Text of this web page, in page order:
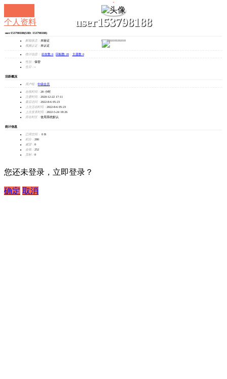
user153798188
发消息
个人资料
user153798188(UID: 153798188)
邮箱状态： 未验证
视频认证： 未认证
统计信息： 好友数 0 回帖数 28 主题数 0
性别： 保密
生日： -
活跃概况
用户组： 中级会员
在线时间： 28 小时
注册时间： 2020-12-22 17:11
最后访问： 2022-8-6 05:23
上次活动时间： 2022-8-6 05:23
上次发表时间： 2022-5-24 18:26
所在时区： 使用系统默认
统计信息
已用空间：
0 B
积分： 280
威望： 0
金钱： 252
贡献： 0
您还未登录，立即登录？
确定 取消